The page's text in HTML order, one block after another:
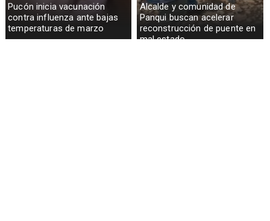
Pucón inicia vacunación
contra influenza ante bajas
temperaturas de marzo
Alcalde y comunidad de
Panqui buscan acelerar
reconstrucción de puente en
mal estado